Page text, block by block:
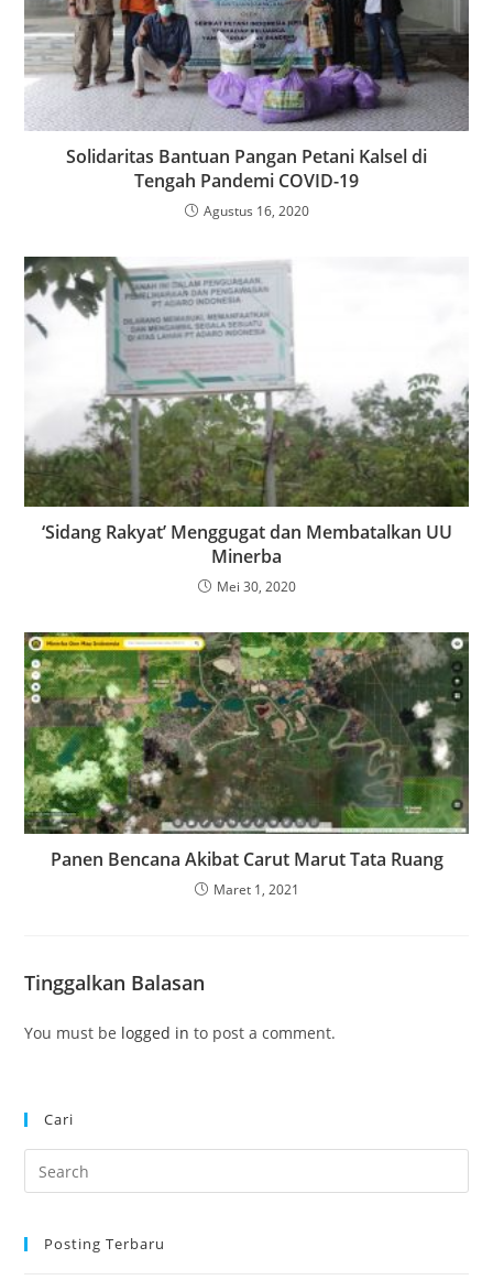
Solidaritas Bantuan Pangan Petani Kalsel di
Tengah Pandemi COVID-19
Agustus 16, 2020
‘Sidang Rakyat’ Menggugat dan Membatalkan UU
Minerba
Mei 30, 2020
Panen Bencana Akibat Carut Marut Tata Ruang
Maret 1, 2021
Tinggalkan Balasan
You must be logged in to post a comment.
Cari
Posting Terbaru